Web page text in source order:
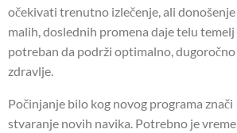
očekivati ​​trenutno izlečenje, ali donošenje
malih, doslednih promena daje telu temelj
potreban da podrži optimalno, dugoročno
zdravlje.
Počinjanje bilo kog novog programa znači
stvaranje novih navika. Potrebno je vreme